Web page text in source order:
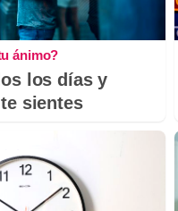
ánimo?
los días y
sientes